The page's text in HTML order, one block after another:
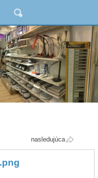
nasledujúca